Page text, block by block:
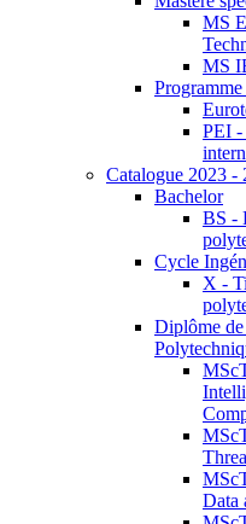
MS
MS
PEI -
Catalogue 2023 -
Bachelor
BS -
Cycle
X -
Diplôme
Data